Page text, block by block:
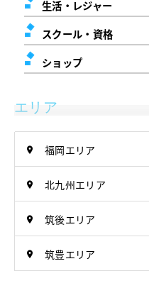
生活・レジャー
スクール・資格
ショップ
エリア
福岡エリア
北九州エリア
筑後エリア
筑豊エリア